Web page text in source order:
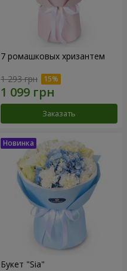
7 ромашковых хризантем
1 293 грн
Заказать
Букет "Sia"